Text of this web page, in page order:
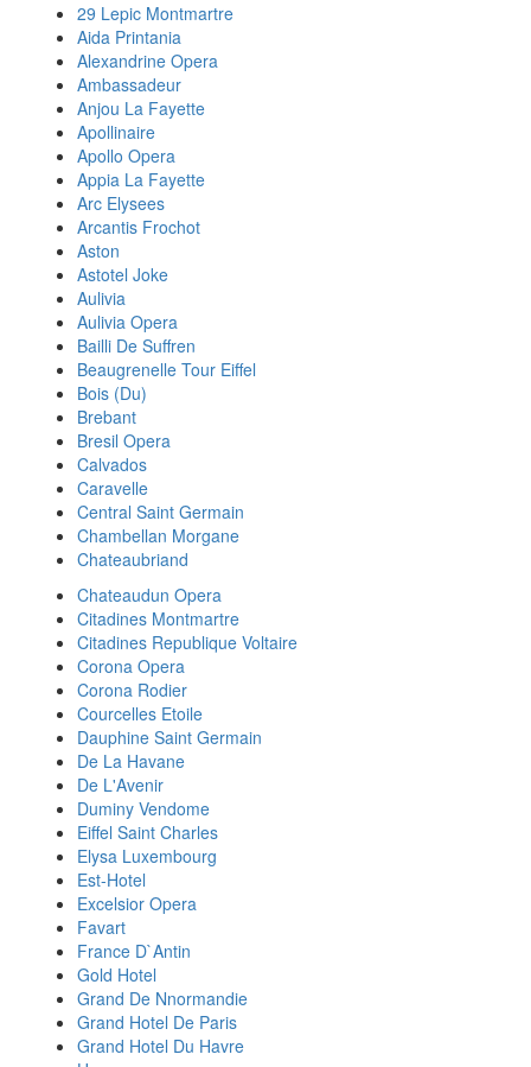
29 Lepic Montmartre
Aida Printania
Alexandrine Opera
Ambassadeur
Anjou La Fayette
Apollinaire
Apollo Opera
Appia La Fayette
Arc Elysees
Arcantis Frochot
Aston
Astotel Joke
Aulivia
Aulivia Opera
Bailli De Suffren
Beaugrenelle Tour Eiffel
Bois (Du)
Brebant
Bresil Opera
Calvados
Caravelle
Central Saint Germain
Chambellan Morgane
Chateaubriand
Chateaudun Opera
Citadines Montmartre
Citadines Republique Voltaire
Corona Opera
Corona Rodier
Courcelles Etoile
Dauphine Saint Germain
De La Havane
De L'Avenir
Duminy Vendome
Eiffel Saint Charles
Elysa Luxembourg
Est-Hotel
Excelsior Opera
Favart
France D`Antin
Gold Hotel
Grand De Nnormandie
Grand Hotel De Paris
Grand Hotel Du Havre